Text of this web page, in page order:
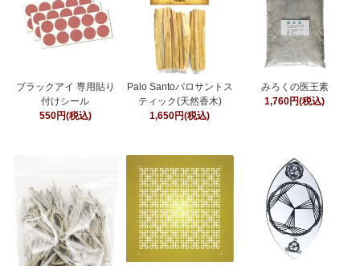
ブラックアイ 専用貼り
付けシール
550円(税込)
Palo Santoパロサントス
ティック(天然香木)
1,650円(税込)
みろくの医王素
1,760円(税込)